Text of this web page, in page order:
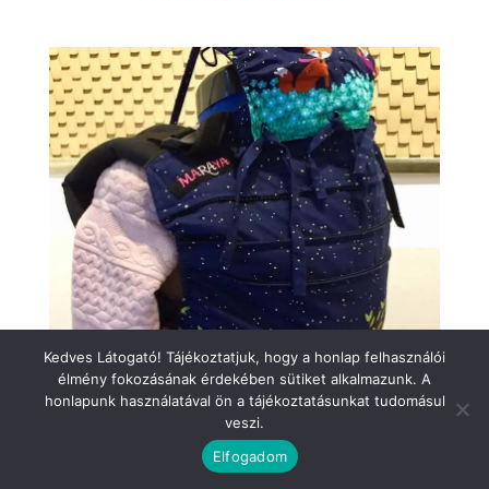
Kedves Látogató! Tájékoztatjuk, hogy a honlap felhasználói
élmény fokozásának érdekében sütiket alkalmazunk. A
honlapunk használatával ön a tájékoztatásunkat tudomásul
veszi.
Elfogadom